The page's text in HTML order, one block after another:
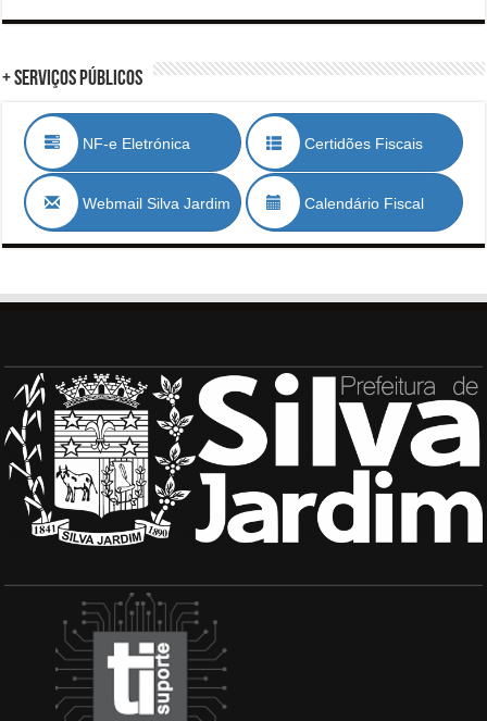
+ Serviços Públicos
NF-e Eletrónica Certidões Fiscais
Webmail Silva Jardim Calendário Fiscal